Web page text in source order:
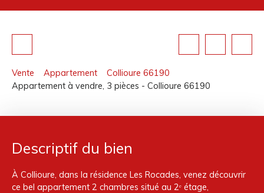
Vente Appartement
Collioure 66190
Appartement à vendre, 3 pièces - Collioure 66190
Descriptif du bien
À Collioure, dans la résidence Les Rocades, venez découvrir
ce bel appartement 2 chambres situé au 2ᵉ étage,